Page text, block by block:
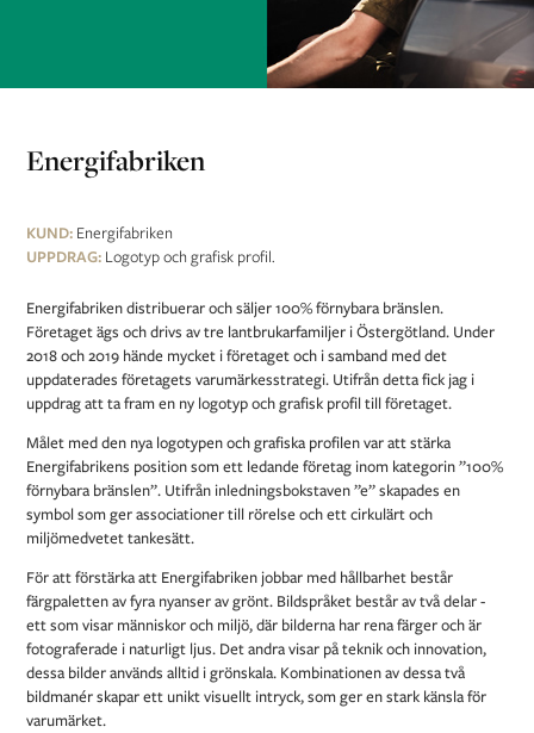
Energifabriken
KUND: Energifabriken
UPPDRAG: Logotyp och grafisk profil.
Energifabriken distribuerar och säljer 100% förnybara bränslen.
Företaget ägs och drivs av tre lantbrukarfamiljer i Östergötland. Under
2018 och 2019 hände mycket i företaget och i samband med det
uppdaterades företagets varumärkesstrategi. Utifrån detta fick jag i
uppdrag att ta fram en ny logotyp och grafisk profil till företaget.
Målet med den nya logotypen och grafiska profilen var att stärka
Energifabrikens position som ett ledande företag inom kategorin ”100%
förnybara bränslen”. Utifrån inledningsbokstaven ”e” skapades en
symbol som ger associationer till rörelse och ett cirkulärt och
miljömedvetet tankesätt.
För att förstärka att Energifabriken jobbar med hållbarhet består
färgpaletten av fyra nyanser av grönt. Bildspråket består av två delar -
ett som visar människor och miljö, där bilderna har rena färger och är
fotograferade i naturligt ljus. Det andra visar på teknik och innovation,
dessa bilder används alltid i grönskala. Kombinationen av dessa två
bildmanér skapar ett unikt visuellt intryck, som ger en stark känsla för
varumärket.